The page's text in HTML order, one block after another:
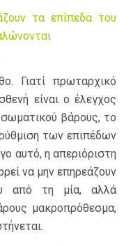
τα επίπεδα του
Γιατί πρωταρχικό
είναι ο έλεγχος
σωματικού βάρους, το
των επιπέδων
αυτό, η απεριόριστη
να μην επηρεάζουν
από τη μία, αλλά
μακροπρόθεσμα,